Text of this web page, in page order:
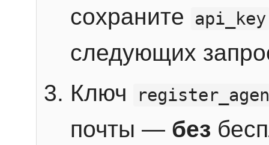
сохраните
api_key
следующих
Ключ
почты — без